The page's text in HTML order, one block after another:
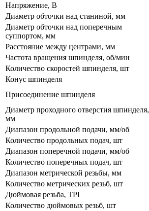
Напряжение, В
Диаметр обточки над станиной, мм
Диаметр обточки над поперечным
суппортом, мм
Расстояние между центрами, мм
Частота вращения шпинделя, об/мин
Количество скоростей шпинделя, шт
Конус шпинделя
Присоединение шпинделя
Диаметр проходного отверстия шпинделя,
мм
Диапазон продольной подачи, мм/об
Количество продольных подач, шт
Диапазон поперечной подачи, мм/об
Количество поперечных подач, шт
Диапазон метрической резьбы, мм
Количество метрических резьб, шт
Дюймовая резьба, TPI
Количество дюймовых резьб, шт